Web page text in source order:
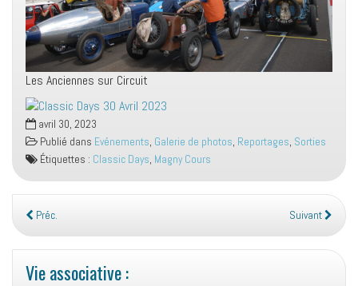
Les Anciennes sur Circuit
avril 30, 2023
Publié dans Evénements, Galerie de photos, Reportages, Sorties
Étiquettes : Classic Days, Magny Cours
Préc. Suivant
Vie associative :